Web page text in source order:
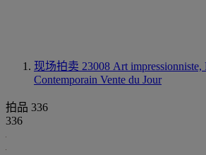
现场拍卖 23008 Art impressionniste,
Contemporain Vente du Jour
拍品 336
336